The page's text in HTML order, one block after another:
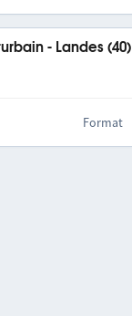
- Landes (40)
Format